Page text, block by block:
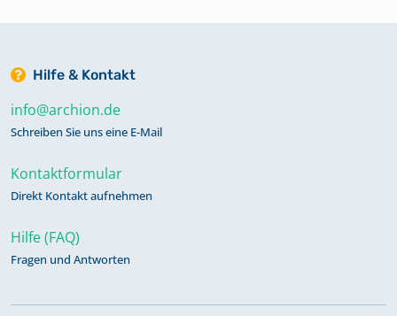
Hilfe & Kontakt
info@archion.de
Schreiben Sie uns eine E-Mail
Kontaktformular
Direkt Kontakt aufnehmen
Hilfe (FAQ)
Fragen und Antworten